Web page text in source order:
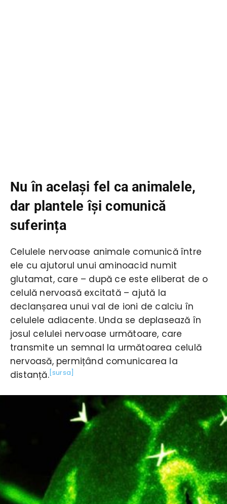
Nu în acelaşi fel ca animalele,
dar plantele își comunică
suferința
Celulele nervoase animale comunică între
ele cu ajutorul unui aminoacid numit
glutamat, care – după ce este eliberat de o
celulă nervoasă excitată – ajută la
declanșarea unui val de ioni de calciu în
celulele adiacente. Unda se deplasează în
josul celulei nervoase următoare, care
transmite un semnal la următoarea celulă
nervoasă, permițând comunicarea la
distanță. [sursa]